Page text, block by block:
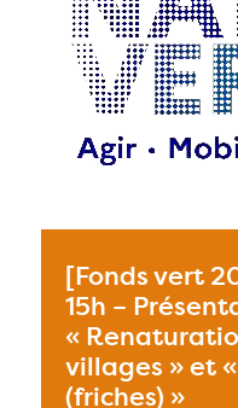
[Fonds vert
15h –
«
villages » et
(friches) »